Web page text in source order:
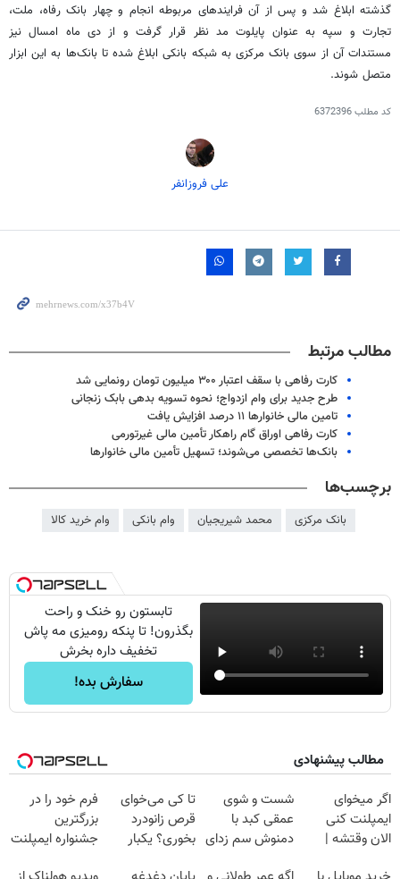
گذشته ابلاغ شد و پس از آن فرایندهای مربوطه انجام و چهار بانک رفاه، ملت،
تجارت و سپه به عنوان پایلوت مد نظر قرار گرفت و از دی ماه امسال نیز
مستندات آن از سوی بانک مرکزی به شبکه بانکی ابلاغ شده تا بانک‌ها به این ابزار
متصل شوند.
کد مطلب6372396
علی فروزانفر
مطالب مرتبط
کارت رفاهی با سقف اعتبار ۳۰۰ میلیون تومان رونمایی شد
طرح جدید برای وام ازدواج؛ نحوه تسویه بدهی بابک زنجانی
تامین مالی خانوارها ۱۱ درصد افزایش یافت
کارت رفاهی اوراق گام راهکار تأمین مالی غیرتورمی
بانک‌ها تخصصی می‌شوند؛ تسهیل تأمین مالی خانوارها
برچسب‌ها
بانک مرکزی محمد شیریجیان وام بانکی وام خرید کالا
تابستون رو خنک و راحت
بگذرون! تا پنکه رومیزی مه پاش
تخفیف داره بخرش
سفارش بده!
مطالب پیشنهادی
اگر میخوای
ایمپلنت کنی
الان وقتشه |
شست و شوی
عمقی کبد با
دمنوش سم زدای
تا کی می‌خوای
قرص زانودرد
بخوری؟ یکبار
فرم خود را در
بزرگترین
جشنواره ایمپلنت